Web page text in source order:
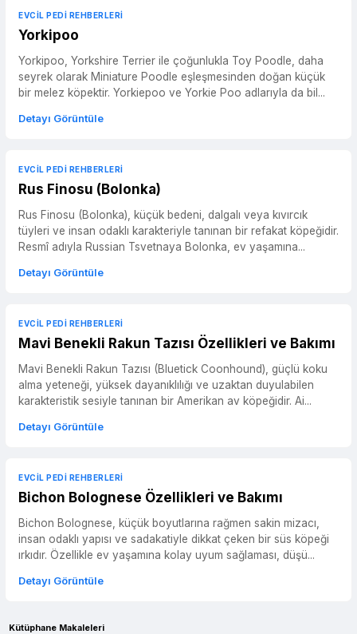
EVCIL PEDI REHBERLERI
Yorkipoo
Yorkipoo, Yorkshire Terrier ile çoğunlukla Toy Poodle, daha
seyrek olarak Miniature Poodle eşleşmesinden doğan küçük
bir melez köpektir. Yorkiepoo ve Yorkie Poo adlarıyla da bil...
Detayı Görüntüle
EVCIL PEDI REHBERLERI
Rus Finosu (Bolonka)
Rus Finosu (Bolonka), küçük bedeni, dalgalı veya kıvırcık
tüyleri ve insan odaklı karakteriyle tanınan bir refakat köpeğidir.
Resmî adıyla Russian Tsvetnaya Bolonka, ev yaşamına...
Detayı Görüntüle
EVCIL PEDI REHBERLERI
Mavi Benekli Rakun Tazısı Özellikleri ve Bakımı
Mavi Benekli Rakun Tazısı (Bluetick Coonhound), güçlü koku
alma yeteneği, yüksek dayanıklılığı ve uzaktan duyulabilen
karakteristik sesiyle tanınan bir Amerikan av köpeğidir. Ai...
Detayı Görüntüle
EVCIL PEDI REHBERLERI
Bichon Bolognese Özellikleri ve Bakımı
Bichon Bolognese, küçük boyutlarına rağmen sakin mizacı,
insan odaklı yapısı ve sadakatiyle dikkat çeken bir süs köpeği
ırkıdır. Özellikle ev yaşamına kolay uyum sağlaması, düşü...
Detayı Görüntüle
Kütüphane Makaleleri